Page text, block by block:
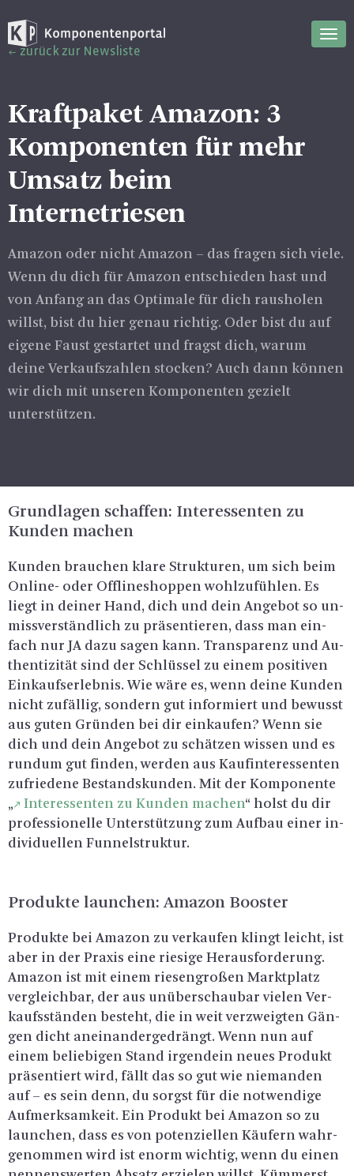
zurück zur Newsliste
Kraftpaket Amazon: 3
Komponenten für mehr
Umsatz beim
Internetriesen
Amazon oder nicht Amazon – das fragen sich viele.
Wenn du dich für Amazon entschieden hast und
von Anfang an das Optimale für dich rausholen
willst, bist du hier genau richtig. Oder bist du auf
eigene Faust gestartet und fragst dich, warum
deine Verkaufszahlen stocken? Auch dann können
wir dich mit unseren Komponenten gezielt
unterstützen.
Grund­la­gen schaf­fen: In­ter­es­sen­ten zu
Kun­den ma­chen
Kun­den brau­chen klare Struk­tu­ren, um sich beim
On­line- oder Off­line­shop­pen wohl­zu­füh­len. Es
liegt in dei­ner Hand, dich und dein An­ge­bot so un­
miss­ver­ständ­lich zu prä­sen­tie­ren, dass man ein­
fach nur JA dazu sagen kann. Trans­pa­renz und Au­
then­ti­zi­tät sind der Schlüs­sel zu einem po­si­ti­ven
Ein­kaufs­er­leb­nis. Wie wäre es, wenn deine Kun­den
nicht zu­fäl­lig, son­dern gut in­for­miert und be­wusst
aus guten Grün­den bei dir ein­kau­fen? Wenn sie
dich und dein An­ge­bot zu schät­zen wis­sen und es
rund­um gut fin­den, wer­den aus Kauf­in­ter­es­sen­ten
zu­frie­de­ne Be­stands­kun­den. Mit der Kom­po­nen­te
„
In­ter­es­sen­ten zu Kun­den ma­chen“ holst du dir
pro­fes­sio­nel­le Un­ter­stüt­zung zum Auf­bau einer in­
di­vi­du­el­len Fun­nel­struk­tur.
Pro­duk­te laun­chen: Ama­zon Boos­ter
Pro­duk­te bei Ama­zon zu ver­kau­fen klingt leicht, ist
aber in der Pra­xis eine rie­si­ge Her­aus­for­de­rung.
Ama­zon ist mit einem rie­sen­gro­ßen Markt­platz
ver­gleich­bar, der aus un­über­schau­bar vie­len Ver­
kaufs­stän­den be­steht, die in weit ver­zweig­ten Gän­
gen dicht an­ein­an­der­ge­drängt. Wenn nun auf
einem be­lie­bi­gen Stand ir­gend­ein neues Pro­dukt
prä­sen­tiert wird, fällt das so gut wie nie­man­den
auf – es sein denn, du sorgst für die not­wen­di­ge
Auf­merk­sam­keit. Ein Pro­dukt bei Ama­zon so zu
laun­chen, dass es von po­ten­zi­el­len Käu­fern wahr­
ge­nom­men wird ist enorm wich­tig, wenn du einen